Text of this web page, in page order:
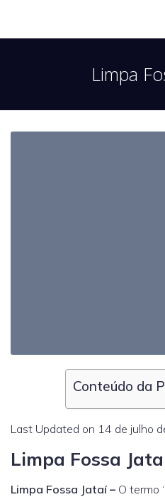
Limpa
Conteúdo da
Last Updated on 14 de julho
Limpa Fossa
Limpa Fossa Jataí– O termo